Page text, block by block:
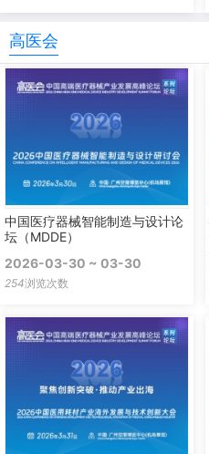
高医会
中国医疗器械智能制造与设计论
坛（MDDE）
2026-03-30 ~ 03-30
254浏览次数